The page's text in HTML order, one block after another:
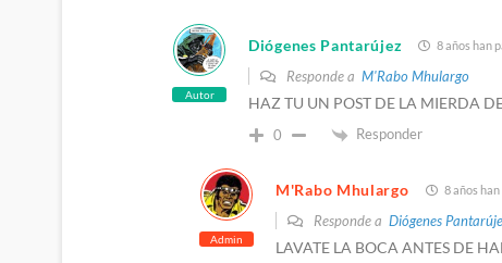
Autor
Diógenes Pantarújez 8 años han
Responde a M'Rabo Mhulargo
HAZ TU UN POST DE LA MIERDA
0 Responder
Admin
M'Rabo Mhulargo 8 años
Responde a Diógenes
LAVATE LA BOCA ANTES DE